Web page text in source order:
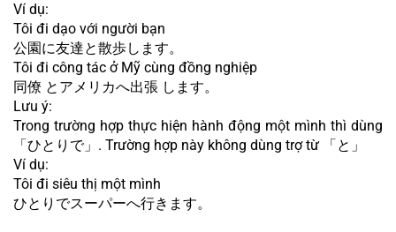
Ví dụ:
Tôi đi dạo với người bạn
公園に友達と散歩します。
Tôi đi công tác ở Mỹ cùng đồng nghiệp
同僚 とアメリカへ出張 します。
Lưu ý:
Trong trường hợp thực hiện hành động một mình thì dùng
「ひとりで」. Trường hợp này không dùng trợ từ 「と」
Ví dụ:
Tôi đi siêu thị một mình
ひとりでスーパーへ行きます。